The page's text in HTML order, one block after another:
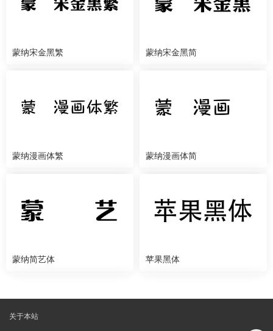
蒙纳宋金黑繁 蒙纳宋金黑简
蒙纳漫画体繁 蒙纳漫画体简
蒙纳简艺体 苹果黑体
关于本站